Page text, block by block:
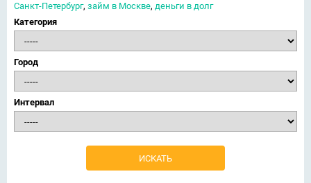
Санкт-Петербург, займ в Москве, деньги в долг
Категория
Город
Интервал